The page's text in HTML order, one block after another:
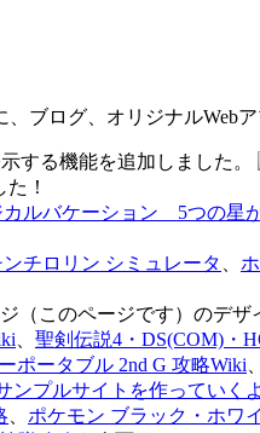
ブログ、オリジナルWeb
する機能を追加しました。
！
カルバケーション 5つの星
ンチロリン シミュレータ
（このページです）のデザ
聖剣伝説4・DS(COM)・
ポータブル 2nd G 攻略Wiki
ンプルサイトを作っていくよ
ポケモン ブラック・ホワ